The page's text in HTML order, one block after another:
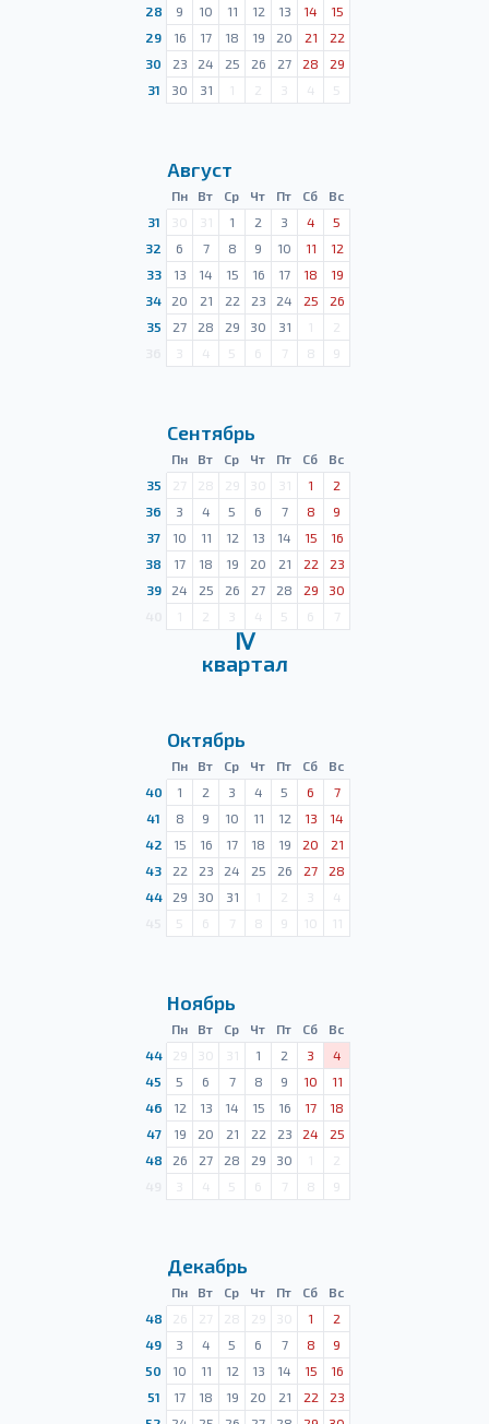
28
9 10 11 12 13 14
15
29
16 17 18 19 20 21
22
30
23 24 25 26 27 28
29
31
30 31 1 2 3 4 5
Август
Пн Вт Ср Чт Пт Сб
Вс
31
30 31 1 2 3 4
5
32
6 7 8 9 10 11
12
33
13 14 15 16 17 18
19
34
20 21 22 23 24 25
26
35
27 28 29 30 31 1
2
3 4 5 6 7 8 9
Сентябрь
Пн Вт Ср Чт Пт Сб
Вс
35
27 28 29 30 31 1
2
36
3 4 5 6 7 8
9
37
10 11 12 13 14 15
16
38
17 18 19 20 21 22
23
39
24 25 26 27 28 29
30
1 2 3 4 5 6 7
Ⅳ
квартал
Октябрь
Пн Вт Ср Чт Пт Сб
Вс
40
1 2 3 4 5 6
7
41
8 9 10 11 12 13
14
42
15 16 17 18 19 20
21
43
22 23 24 25 26 27
28
44
29 30 31 1 2 3
4
5 6 7 8 9 10 11
Ноябрь
Пн Вт Ср Чт Пт Сб
Вс
44
29 30 31 1 2 3
4
45
5 6 7 8 9 10
11
46
12 13 14 15 16 17
18
47
19 20 21 22 23 24
25
48
26 27 28 29 30 1
2
3 4 5 6 7 8 9
Декабрь
Пн Вт Ср Чт Пт Сб
Вс
48
26 27 28 29 30 1
2
49
3 4 5 6 7 8
9
50
10 11 12 13 14 15
16
51
17 18 19 20 21 22
23